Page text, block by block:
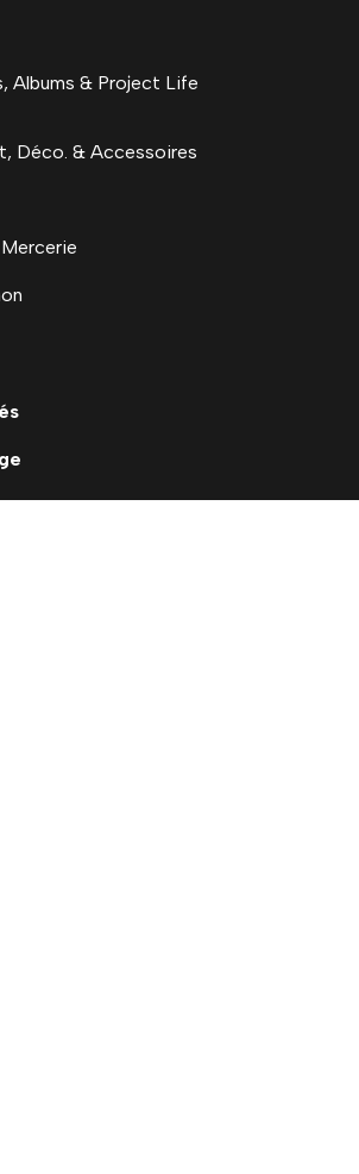
Albums & Project Life
Déco. & Accessoires